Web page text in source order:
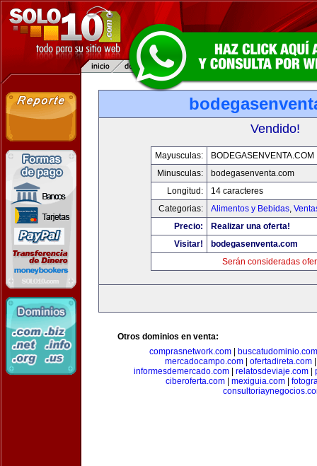
Vendido!
Mayusculas:
BODEGASENVENTA.COM
Minusculas:
bodegasenventa.com
Longitud:
14 caracteres
Categorias:
Alimentos y Bebidas,
Precio:
Realizar una oferta!
Visitar!
bodegasenventa.com
Serán consideradas
Otros dominios en venta:
comprasnetwork.com
buscatudominio.com
mercadocampo.com| ofertadireta.com
informesdemercado.com| relatosdeviaje.com|
ciberoferta.com
mexiguia.com